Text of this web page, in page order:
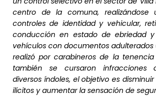
centro de la comuna, realizándose
controles de identidad y vehicular,
conducción en estado de ebriedad
vehículos con documentos adulterados
realizó por carabineros de la tenencia
también se cursaron infracciones
diversos índoles, el objetivo es
ilícitos y aumentar la sensación de